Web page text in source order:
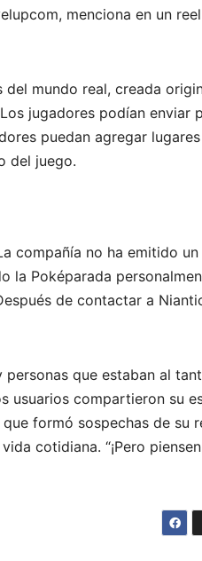
menciona en un
mundo real, creada
jugadores podían enviar
puedan agregar
del juego.
compañía no ha emitido
la Poképarada
de contactar a
que estaban al
usuarios compartieron su
formó sospechas de su
cotidiana. “¡Pero